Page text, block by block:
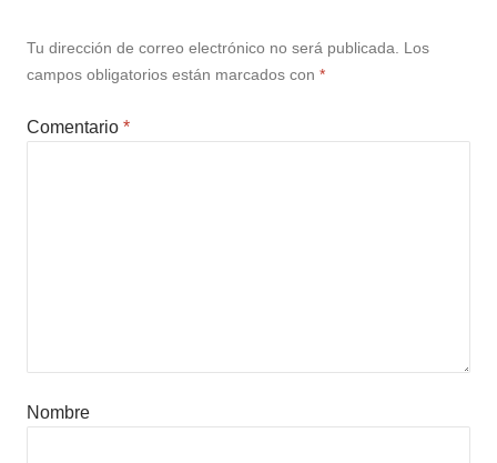
Tu dirección de correo electrónico no será publicada.
Los
campos obligatorios están marcados con *
Comentario *
Nombre